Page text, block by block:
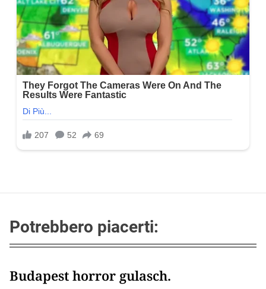
Potrebbero piacerti:
Budapest horror gulasch.